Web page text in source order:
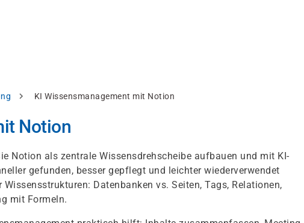
KI Wissensmanagement mit Notion
Notion
Notion als zentrale Wissensdrehscheibe aufbauen und mit KI-
gefunden, besser gepflegt und leichter wiederverwendet
Datenbanken vs. Seiten, Tags, Relationen,
mit Formeln.